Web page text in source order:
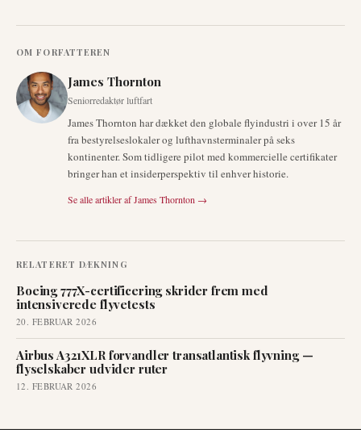
OM FORFATTEREN
James Thornton
Seniorredaktør luftfart
James Thornton har dækket den globale flyindustri i over 15 år
fra bestyrelseslokaler og lufthavnsterminaler på seks
kontinenter. Som tidligere pilot med kommercielle certifikater
bringer han et insiderperspektiv til enhver historie.
Se alle artikler afJames Thornton →
RELATERET DÆKNING
Boeing 777X-certificering skrider frem med
intensiverede flyvetests
20. FEBRUAR 2026
Airbus A321XLR forvandler transatlantisk flyvning —
flyselskaber udvider ruter
12. FEBRUAR 2026